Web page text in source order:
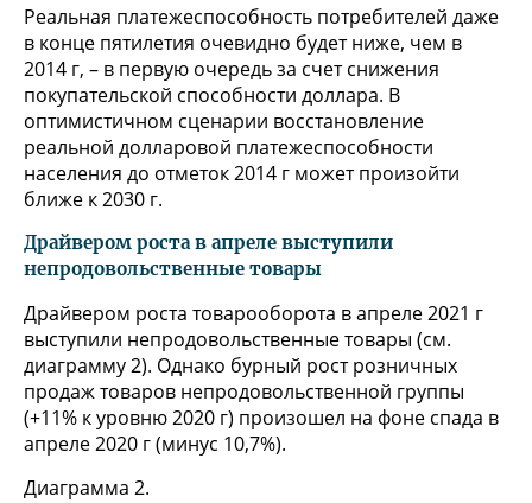
Реальная платежеспособность потребителей даже
в конце пятилетия очевидно будет ниже, чем в
2014 г, – в первую очередь за счет снижения
покупательской способности доллара. В
оптимистичном сценарии восстановление
реальной долларовой платежеспособности
населения до отметок 2014 г может произойти
ближе к 2030 г.
Драйвером роста в апреле выступили
непродовольственные товары
Драйвером роста товарооборота в апреле 2021 г
выступили непродовольственные товары (см.
диаграмму 2). Однако бурный рост розничных
продаж товаров непродовольственной группы
(+11% к уровню 2020 г) произошел на фоне спада в
апреле 2020 г (минус 10,7%).
Диаграмма 2.